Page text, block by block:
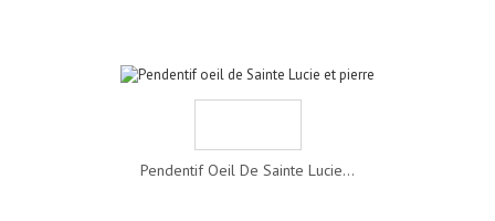
Pendentif Oeil De Sainte Lucie...